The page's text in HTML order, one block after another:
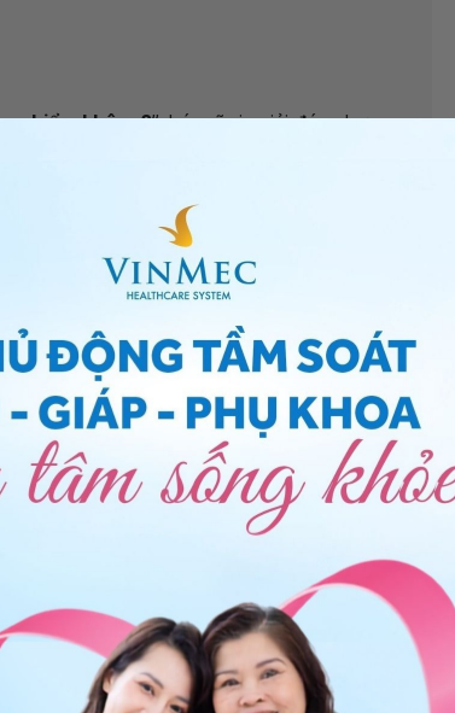
hiểm không?”, bác sĩ xin giải đáp như
gặp trong thai kỳ, chủ yếu là do những
đến thai nhi. Tuy nhiên, thai kỳ cũng là
tuần hoàn cũng như dễ phát triển huyết
ẩn cũng như làm nặng thêm các bệnh lý
diện sức khỏe của mẹ và bé, cũng như
áp, bạn có thể đến bệnh viện thuộc
ơn bạn đã tin tưởng và gửi câu hỏi đến
GÓI DỊCH VỤhoặc đặt
ứng dụng My Vinmec để quản lý, theo dõi